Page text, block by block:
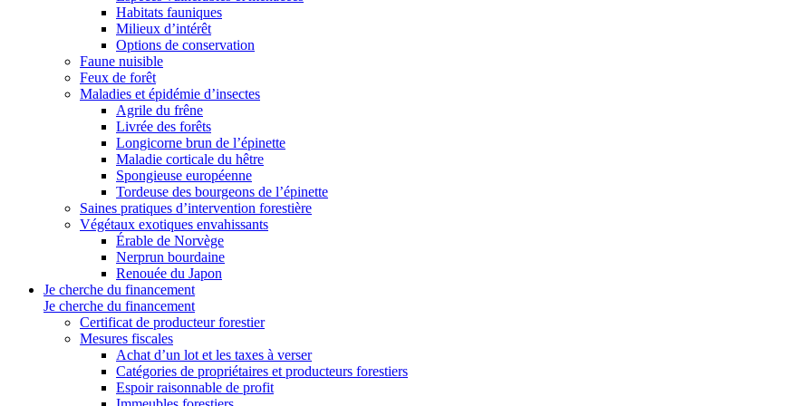
Habitats fauniques
Milieux d’intérêt
Options de conservation
Faune nuisible
Feux de forêt
Maladies et épidémie d’insectes
Agrile du frêne
Livrée des forêts
Longicorne brun de l’épinette
Maladie corticale du hêtre
Spongieuse européenne
Tordeuse des bourgeons de l’épinette
Saines pratiques d’intervention forestière
Végétaux exotiques envahissants
Érable de Norvège
Nerprun bourdaine
Renouée du Japon
Je cherche du financement
Je cherche du financement
Certificat de producteur forestier
Mesures fiscales
Achat d’un lot et les taxes à verser
Catégories de propriétaires et producteurs forestiers
Espoir raisonnable de profit